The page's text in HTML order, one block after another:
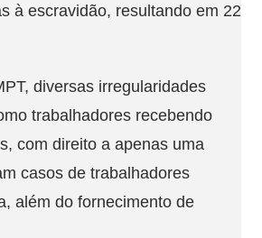
à escravidão, resultando em 22
diversas irregularidades
trabalhadores recebendo
com direito a apenas uma
casos de trabalhadores
além do fornecimento de